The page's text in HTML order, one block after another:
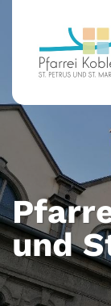
und